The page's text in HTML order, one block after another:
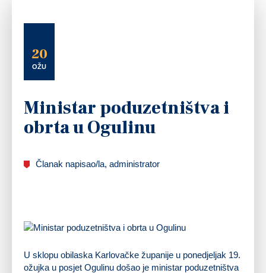
20
OŽU
Ministar poduzetništva i
obrta u Ogulinu
Članak napisao/la, administrator
U sklopu obilaska Karlovačke županije u ponedjeljak 19.
ožujka u posjet Ogulinu došao je ministar poduzetništva